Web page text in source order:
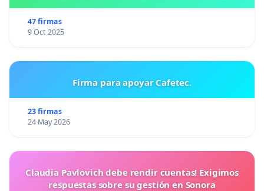
47 firmas
9 Oct 2025
Firma para apoyar Cafetec.
23 firmas
24 May 2026
Claudia Pavlovich debe rendir cuentas! Exigimos
respuestas sobre su gestión en Sonora